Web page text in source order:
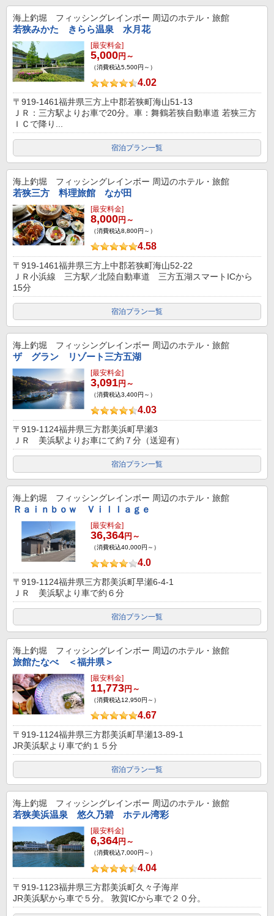
海上釣堀 フィッシングレインボー 周辺のホテル・旅館
若狭みかた きらら温泉 水月花
[最安料金]
5,000円～
（消費税込5,500円～）
4.02
〒919-1461福井県三方上中郡若狭町海山51-13
ＪＲ：三方駅よりお車で20分。車：舞鶴若狭自動車道 若狭三方
ＩＣで降り...
宿泊プラン一覧
海上釣堀 フィッシングレインボー 周辺のホテル・旅館
若狭三方 料理旅館 なが田
[最安料金]
8,000円～
（消費税込8,800円～）
4.58
〒919-1461福井県三方上中郡若狭町海山52-22
ＪＲ小浜線 三方駅／北陸自動車道 三方五湖スマートICから
15分
宿泊プラン一覧
海上釣堀 フィッシングレインボー 周辺のホテル・旅館
ザ グラン リゾート三方五湖
[最安料金]
3,091円～
（消費税込3,400円～）
4.03
〒919-1124福井県三方郡美浜町早瀬3
ＪＲ 美浜駅よりお車にて約７分（送迎有）
宿泊プラン一覧
海上釣堀 フィッシングレインボー 周辺のホテル・旅館
Ｒａｉｎｂｏｗ Ｖｉｌｌａｇｅ
[最安料金]
36,364円～
（消費税込40,000円～）
4.0
〒919-1124福井県三方郡美浜町早瀬6-4-1
ＪＲ 美浜駅より車で約６分
宿泊プラン一覧
海上釣堀 フィッシングレインボー 周辺のホテル・旅館
旅館たなべ ＜福井県＞
[最安料金]
11,773円～
（消費税込12,950円～）
4.67
〒919-1124福井県三方郡美浜町早瀬13-89-1
JR美浜駅より車で約１５分
宿泊プラン一覧
海上釣堀 フィッシングレインボー 周辺のホテル・旅館
若狭美浜温泉 悠久乃碧 ホテル湾彩
[最安料金]
6,364円～
（消費税込7,000円～）
4.04
〒919-1123福井県三方郡美浜町久々子海岸
JR美浜駅から車で５分。 敦賀ICから車で２０分。